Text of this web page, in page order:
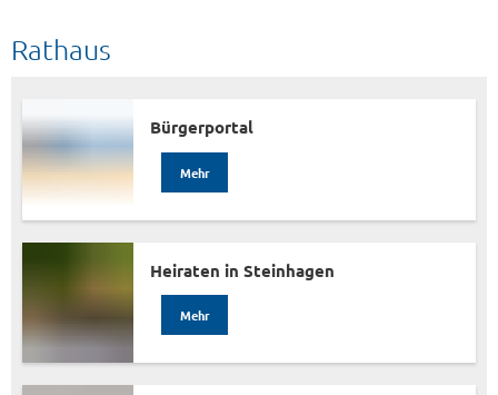
Rathaus
Rathaus
Bürgerportal
Mehr
Heiraten in Steinhagen
Mehr